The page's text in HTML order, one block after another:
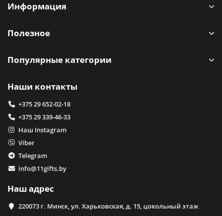
Информация
Полезное
Популярные категории
Наши контакты
+375 29 652-02-18
+375 29 339-46-33
Наш Instagram
Viber
Telegram
info@11gifts.by
Наш адрес
220073 г. Минск, ул. Харьковская, д. 15, цокольный этаж